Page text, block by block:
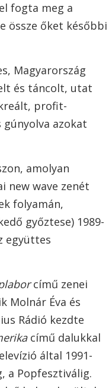
fogta meg a
össze őket későbbi
Magyarország
és táncolt, utat
profit-
azokat
amolyan
new wave zenét
folyamán,
győztese) 1989-
együttes
című zenei
Molnár Éva és
Rádió kezdte
című dalukkal
által 1991-
a Popfesztiválig.